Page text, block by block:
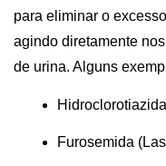
para eliminar o
agindo diretamente
de urina. Alguns
Furosemida